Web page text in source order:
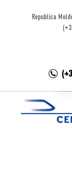
Republica